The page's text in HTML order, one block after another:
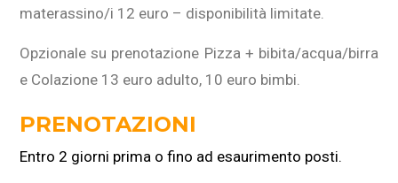
materassino/i 12 euro – disponibilità limitate.
Opzionale su prenotazione Pizza + bibita/acqua/birra
e Colazione 13 euro adulto, 10 euro bimbi.
PRENOTAZIONI
Entro 2 giorni prima o fino ad esaurimento posti.